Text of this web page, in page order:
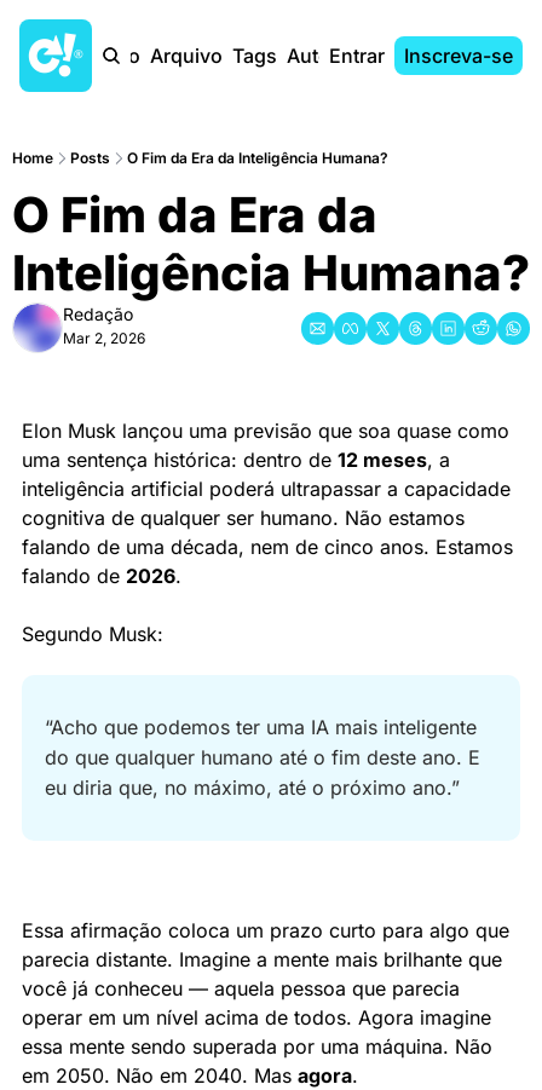
Início Arquivo Tags AutoresEntrar Inscreva-se
Home Posts O Fim da Era da Inteligência Humana?
O Fim da Era da
Inteligência Humana?
Redação
Mar 2, 2026
Elon Musk lançou uma previsão que soa quase como
uma sentença histórica: dentro de 12 meses, a
inteligência artificial poderá ultrapassar a capacidade
cognitiva de qualquer ser humano. Não estamos
falando de uma década, nem de cinco anos. Estamos
falando de 2026.
Segundo Musk:
“Acho que podemos ter uma IA mais inteligente
do que qualquer humano até o fim deste ano. E
eu diria que, no máximo, até o próximo ano.”
Essa afirmação coloca um prazo curto para algo que
parecia distante. Imagine a mente mais brilhante que
você já conheceu — aquela pessoa que parecia
operar em um nível acima de todos. Agora imagine
essa mente sendo superada por uma máquina. Não
em 2050. Não em 2040. Mas agora.